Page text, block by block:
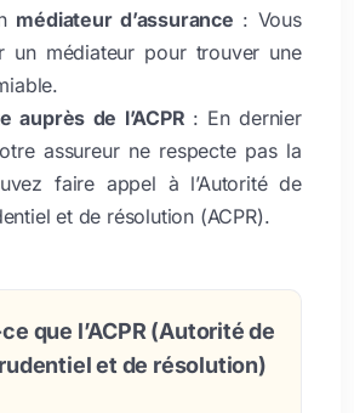
médiateur d’assurance : Vous
un médiateur pour trouver une
auprès de l’ACPR : En dernier
assureur ne respecte pas la
faire appel à l’Autorité de
et de résolution (ACPR).
que l’ACPR (Autorité de
et de résolution)